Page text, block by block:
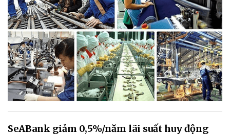
SeABank giảm 0,5%/năm lãi suất huy động